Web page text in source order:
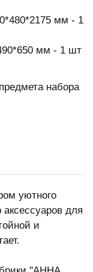
мм - 1
мм - 1 шт
набора
уютного
для
и